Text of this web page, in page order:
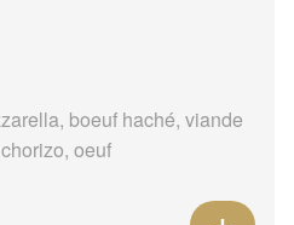
boeuf haché, viande
oeuf